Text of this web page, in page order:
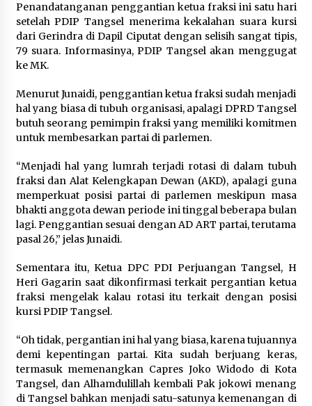
Kemenpar Turut Perkuat
Pengembangan KEK Samota
sebagai Destinasi Wisata Bahari
Berkelas Dunia
Festival Lembah Baliem Perkuat
Ekonomi Masyarakat Papua
Pegunungan
8 Agustus 2026
Bakteri Yogurt, Kenali Manfaatnya
untuk Kesehatan Pencernaan
Perawatan PCOS yang Efektif untuk
Menjaga Kesuburan
8 Agustus 2026
Penandatanganan penggantian ketua fraksi ini satu hari
setelah PDIP Tangsel menerima kekalahan suara kursi
dari Gerindra di Dapil Ciputat dengan selisih sangat tipis,
79 suara. Informasinya, PDIP Tangsel akan menggugat
ke MK.
Menurut Junaidi, penggantian ketua fraksi sudah menjadi
hal yang biasa di tubuh organisasi, apalagi DPRD Tangsel
butuh seorang pemimpin fraksi yang memiliki komitmen
untuk membesarkan partai di parlemen.
“Menjadi hal yang lumrah terjadi rotasi di dalam tubuh
fraksi dan Alat Kelengkapan Dewan (AKD), apalagi guna
memperkuat posisi partai di parlemen meskipun masa
bhakti anggota dewan periode ini tinggal beberapa bulan
lagi. Penggantian sesuai dengan AD ART partai, terutama
pasal 26,” jelas Junaidi.
Sementara itu, Ketua DPC PDI Perjuangan Tangsel, H
Heri Gagarin saat dikonfirmasi terkait pergantian ketua
fraksi mengelak kalau rotasi itu terkait dengan posisi
kursi PDIP Tangsel.
“Oh tidak, pergantian ini hal yang biasa, karena tujuannya
demi kepentingan partai. Kita sudah berjuang keras,
termasuk memenangkan Capres Joko Widodo di Kota
Tangsel, dan Alhamdulillah kembali Pak jokowi menang
di Tangsel bahkan menjadi satu-satunya kemenangan di